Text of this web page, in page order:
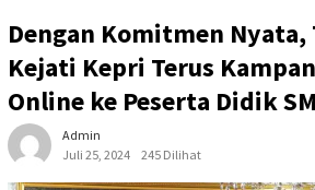
Dengan Komitmen Nyata,
Kejati Kepri Terus
Online ke Peserta Didik
Admin
Juli 25, 2024
245 Dilihat